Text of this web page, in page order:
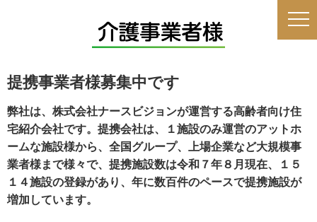
提携事業者様募集中です
弊社は、株式会社ナースビジョンが運営する高齢者向け住
宅紹介会社です。提携会社は、１施設のみ運営のアットホ
ームな施設様から、全国グループ、上場企業など大規模事
業者様まで様々で、提携施設数は令和７年８月現在、１５
１４施設の登録があり、年に数百件のペースで提携施設が
増加しています。